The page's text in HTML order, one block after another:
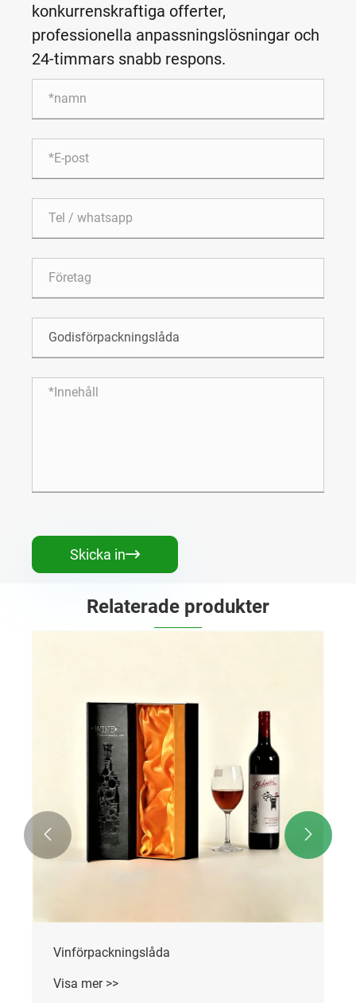
konkurrenskraftiga offerter,
professionella anpassningslösningar och
24-timmars snabb respons.
Skicka in
Relaterade produkter
Kakaförpackningslåda
Visa mer >>
 